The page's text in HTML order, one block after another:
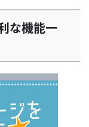
な機能一